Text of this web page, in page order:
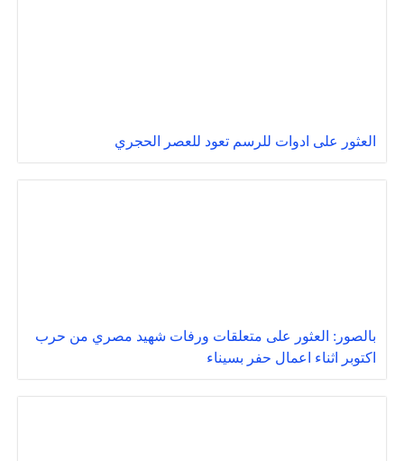
العثور على ادوات للرسم تعود للعصر الحجري
بالصور: العثور على متعلقات ورفات شهيد مصري من حرب
اكتوبر اثناء اعمال حفر بسيناء